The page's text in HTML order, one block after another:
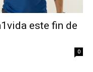
este fin de
0